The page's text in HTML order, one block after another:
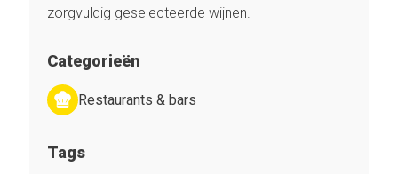
zorgvuldig geselecteerde wijnen.
Categorieën
Restaurants & bars
Tags